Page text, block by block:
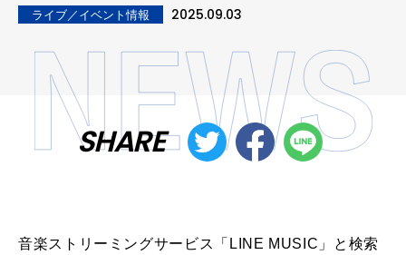
ライブ／イベント情報 2025.09.03
SHARE
音楽ストリーミングサービス「LINE MUSIC」と検索